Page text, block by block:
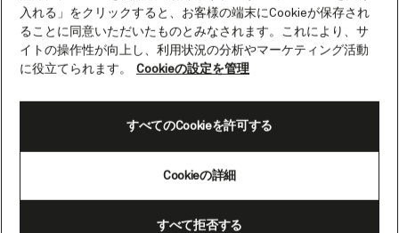
み方があります。
ヘラクレスの塔
ギリシャ神話で最も象徴的な英雄にちなん
で名付けられた灯台を、スペインの真ん中
で見つけるとは意外に思うかもしれませ
入れる」をクリックすると、お客様の端末にCookieが保存され
ることに同意いただいたものとみなされます。これにより、サ
イトの操作性が向上し、利用状況の分析やマーケティング活動
に役立てられます。
Cookieの設定を管理
Cookieの詳細
すべて拒否する
すべてのCookieを許可する